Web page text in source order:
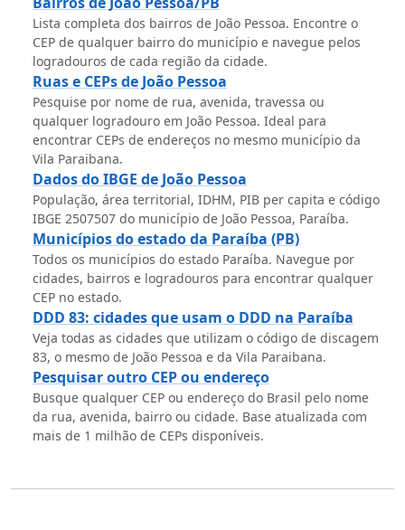
Lista completa dos bairros de João Pessoa. Encontre o
CEP de qualquer bairro do município e navegue pelos
logradouros de cada região da cidade.
Ruas e CEPs de João Pessoa
Pesquise por nome de rua, avenida, travessa ou
qualquer logradouro em João Pessoa. Ideal para
encontrar CEPs de endereços no mesmo município da
Vila Paraibana.
Dados do IBGE de João Pessoa
População, área territorial, IDHM, PIB per capita e código
IBGE 2507507 do município de João Pessoa, Paraíba.
Municípios do estado da Paraíba (PB)
Todos os municípios do estado Paraíba. Navegue por
cidades, bairros e logradouros para encontrar qualquer
CEP no estado.
DDD 83: cidades que usam o DDD na Paraíba
Veja todas as cidades que utilizam o código de discagem
83, o mesmo de João Pessoa e da Vila Paraibana.
Pesquisar outro CEP ou endereço
Busque qualquer CEP ou endereço do Brasil pelo nome
da rua, avenida, bairro ou cidade. Base atualizada com
mais de 1 milhão de CEPs disponíveis.